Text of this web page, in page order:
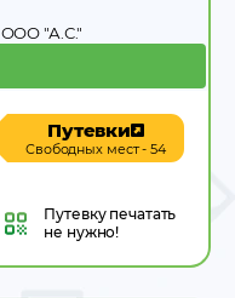
ООО "А.С."
Путевки
Свободных мест - 54
Путевкупечатать
не нужно!